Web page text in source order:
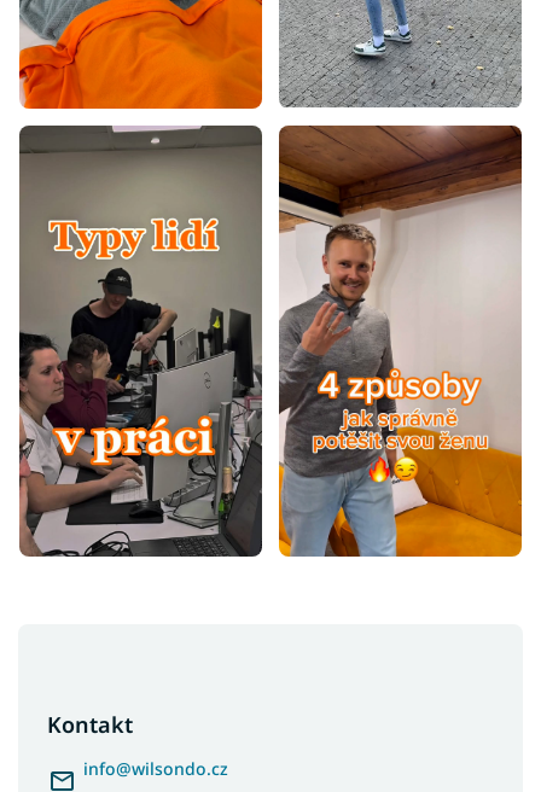
Kontakt
info@wilsondo.cz